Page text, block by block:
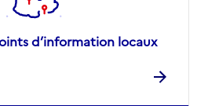
d’information locaux